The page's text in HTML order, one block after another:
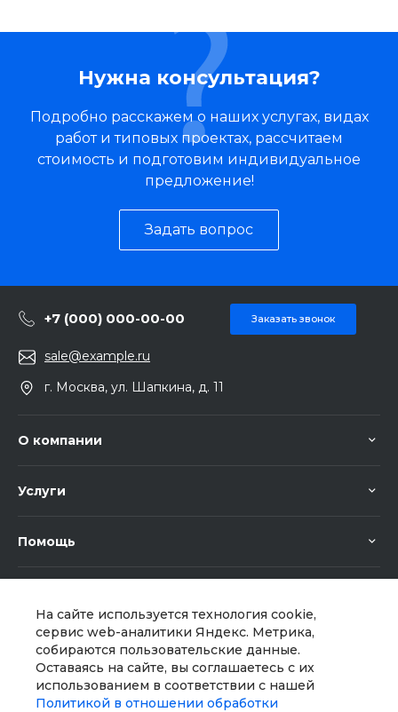
На сайте используется технология cookie,
сервис web-аналитики Яндекс. Метрика,
собираются пользовательские данные.
Оставаясь на сайте, вы соглашаетесь с их
использованием в соответствии с нашей
Политикой в отношении обработки
Нужна консультация?
Подробно расскажем о наших услугах, видах
работ и типовых проектах, рассчитаем
стоимость и подготовим индивидуальное
предложение!
Задать вопрос
+7 (000) 000-00-00 Заказать звонок
sale@example.ru
г. Москва, ул. Шапкина, д. 11
О компании
Услуги
Помощь
Мы в соц. сетях